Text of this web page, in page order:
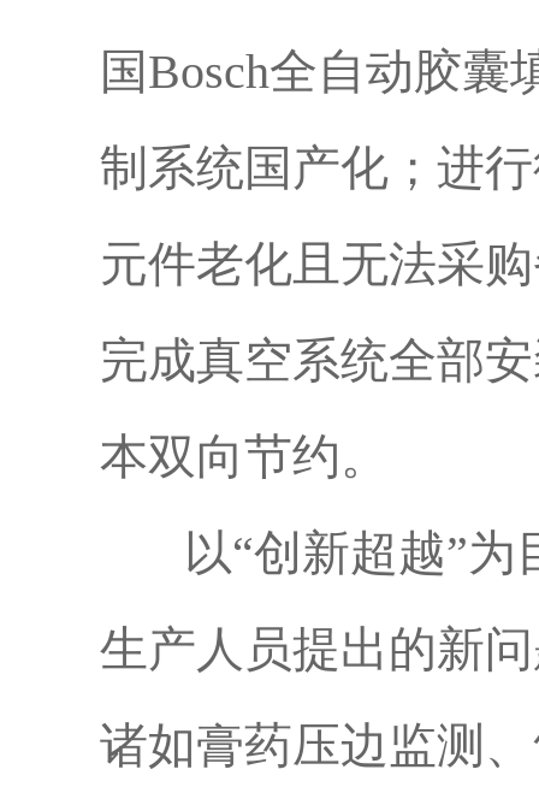
国Bosch全自动胶
制系统国产化；进
元件老化且无法采
完成真空系统全部
本双向节约。
以“创新超越”为
生产人员提出的新
诸如膏药压边监测